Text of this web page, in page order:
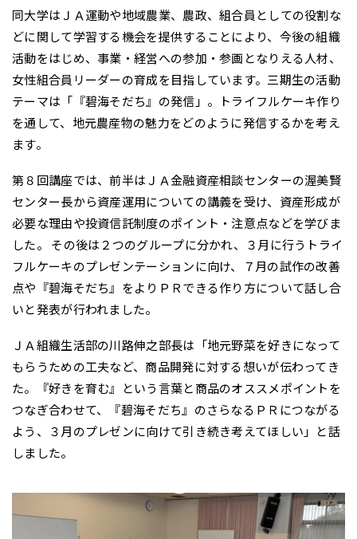
同大学はＪＡ運動や地域農業、農政、組合員としての役割な
どに関して学習する機会を提供することにより、今後の組織
活動をはじめ、事業・経営への参加・参画となりえる人材、
女性組合員リーダーの育成を目指しています。三期生の活動
テーマは「『碧海そだち』の発信」。トライフルケーキ作り
を通して、地元農産物の魅力をどのように発信するかを考え
ます。
第８回講座では、前半はＪＡ金融資産相談センターの渥美賢
センター長から資産運用についての講義を受け、資産形成が
必要な理由や投資信託制度のポイント・注意点などを学びま
した。 その後は２つのグループに分かれ、３月に行うトライ
フルケーキのプレゼンテーションに向け、７月の試作の改善
点や『碧海そだち』をよりＰＲできる作り方について話し合
いと発表が行われました。
ＪＡ組織生活部の川路伸之部長は「地元野菜を好きになって
もらうための工夫など、商品開発に対する想いが伝わってき
た。『好きを育む』という言葉と商品のオススメポイントを
つなぎ合わせて、『碧海そだち』のさらなるＰＲにつながる
よう、３月のプレゼンに向けて引き続き考えてほしい」と話
しました。